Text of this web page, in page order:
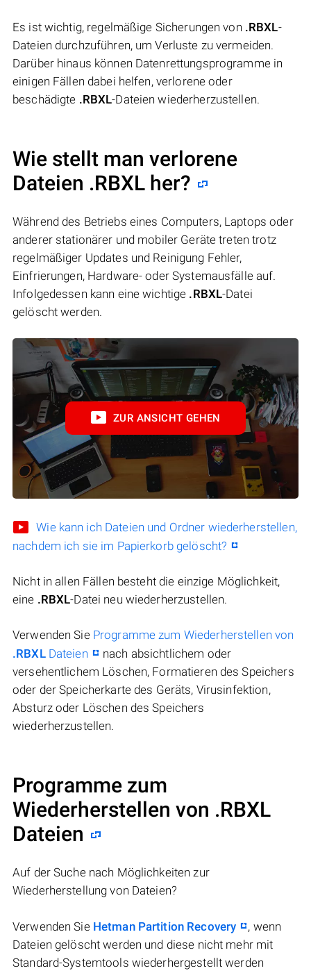
Es ist wichtig, regelmäßige Sicherungen von .RBXL-
Dateien durchzuführen, um Verluste zu vermeiden.
Darüber hinaus können Datenrettungsprogramme in
einigen Fällen dabei helfen, verlorene oder
beschädigte .RBXL-Dateien wiederherzustellen.
Wie stellt man verlorene
Dateien .RBXL her?
Während des Betriebs eines Computers, Laptops oder
anderer stationärer und mobiler Geräte treten trotz
regelmäßiger Updates und Reinigung Fehler,
Einfrierungen, Hardware- oder Systemausfälle auf.
Infolgedessen kann eine wichtige .RBXL-Datei
gelöscht werden.
ZUR ANSICHT GEHEN
Wie kann ich Dateien und Ordner wiederherstellen,
nachdem ich sie im Papierkorb gelöscht?
Nicht in allen Fällen besteht die einzige Möglichkeit,
eine .RBXL-Datei neu wiederherzustellen.
Verwenden Sie Programme zum Wiederherstellen von
.RBXLDateien
nach absichtlichem oder
versehentlichem Löschen, Formatieren des Speichers
oder der Speicherkarte des Geräts, Virusinfektion,
Absturz oder Löschen des Speichers
wiederherzustellen.
Programme zum
Wiederherstellen von .RBXL
Dateien
Auf der Suche nach Möglichkeiten zur
Wiederherstellung von Dateien?
Verwenden Sie Hetman Partition Recovery
, wenn
Dateien gelöscht werden und diese nicht mehr mit
Standard-Systemtools wiederhergestellt werden